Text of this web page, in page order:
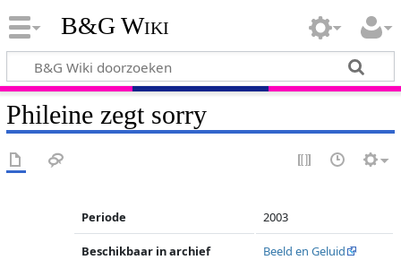
B&G Wiki
Phileine zegt sorry
Periode 2003
Beschikbaar in archief Beeld en Geluid